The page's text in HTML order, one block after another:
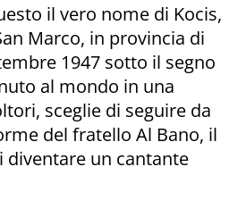
il vero nome di Kocis,
Marco, in provincia di
1947 sotto il segno
al mondo in una
sceglie di seguire da
del fratello Al Bano, il
diventare un cantante